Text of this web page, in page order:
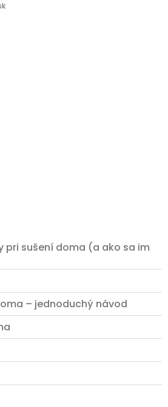
pri sušení doma (a ako sa im
– jednoduchý návod